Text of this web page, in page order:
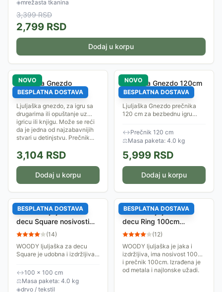
◈mrežasta tkanina
3,399RSD
2,799 RSD
Dodaj u korpu
NOVO
BESPLATNA DOSTAVA
Ljuljaška Gnezdo
Prečnika 80 cm
Ljuljaška gnezdo, za igru sa
drugarima ili opuštanje uz
igricu ili knjigu. Može se reći
da je jedna od najzabavnijih
stvari u detinjstvu. Prečnik...
3,104 RSD
Dodaj u korpu
NOVO
BESPLATNA DOSTAVA
Ljuljaška Gnezdo 120cm
za decu
Ljuljaška Gnezdo prečnika
120 cm za bezbednu igru
↔Prečnik 120 cm
⚖Masa paketa: 4.0 kg
5,999 RSD
Dodaj u korpu
BESPLATNA DOSTAVA
WOODY Ljuljaška za
decu Square nosivosti
100kg 91955
(14)
WOODY ljuljaška za decu
Square je udobna i izdržljiva,
dimenzije 100x100cm.
Izrađena je od platna.
↔100 × 100 cm
⚖Masa paketa: 4.0 kg
◈drvo / tekstil
BESPLATNA DOSTAVA
WOODY Ljuljaška za
decu Ring 100cm
nosivost 100kg 91409
(12)
WOODY ljuljaška je jaka i
izdržljiva, ima nosivost 100kg
i prečnik 100cm. Izrađena je
od metala i najlonske užadi.